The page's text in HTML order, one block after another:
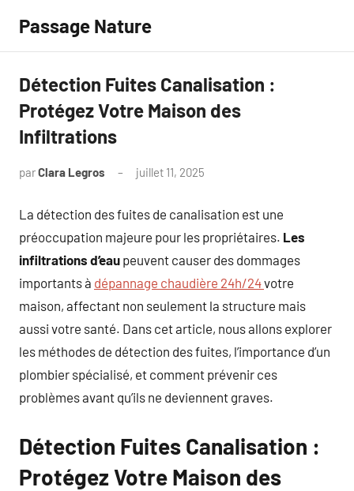
contenu
Passage Nature
Détection Fuites Canalisation :
Protégez Votre Maison des
Infiltrations
parClara Legros juillet 11, 2025
La détection des fuites de canalisation est une
préoccupation majeure pour les propriétaires. Les
infiltrations d’eau peuvent causer des dommages
importants à dépannage chaudière 24h/24votre
maison, affectant non seulement la structure mais
aussi votre santé. Dans cet article, nous allons explorer
les méthodes de détection des fuites, l’importance d’un
plombier spécialisé, et comment prévenir ces
problèmes avant qu’ils ne deviennent graves.
Détection Fuites Canalisation :
Protégez Votre Maison des